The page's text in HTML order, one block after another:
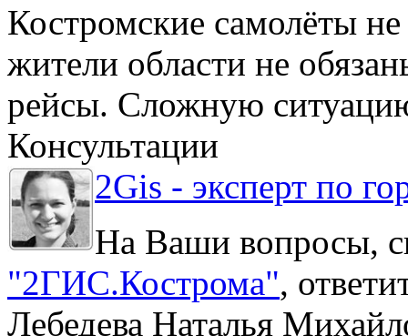
Костромские самолёты
жители области не
рейсы. Сложную
Консультации
2Gis - эксперт по
На Ваши вопросы,
"2ГИС.Кострома",
Лебедева Наталья